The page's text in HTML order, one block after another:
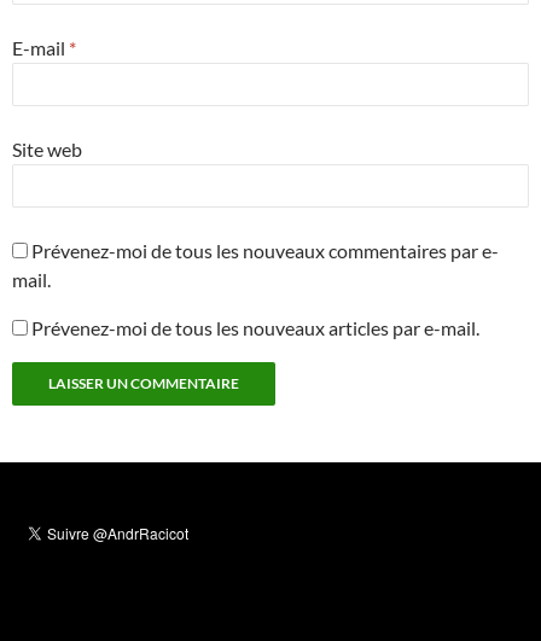
E-mail *
Site web
Prévenez-moi de tous les nouveaux commentaires par e-
mail.
Prévenez-moi de tous les nouveaux articles par e-mail.